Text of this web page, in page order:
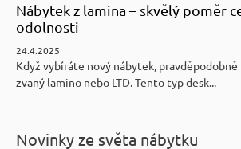
Nábytek z lamina – skvělý poměr
odolnosti
24.4.2025
Když vybíráte nový nábytek,
zvaný lamino nebo LTD. Tento typ desk...
Novinky ze světa nábytku